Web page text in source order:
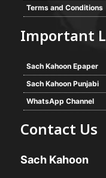
Terms and Conditions
Important
Sach Kahoon Epaper
Sach Kahoon Punjabi
WhatsApp Channel
Contact Us
Sach Kahoon